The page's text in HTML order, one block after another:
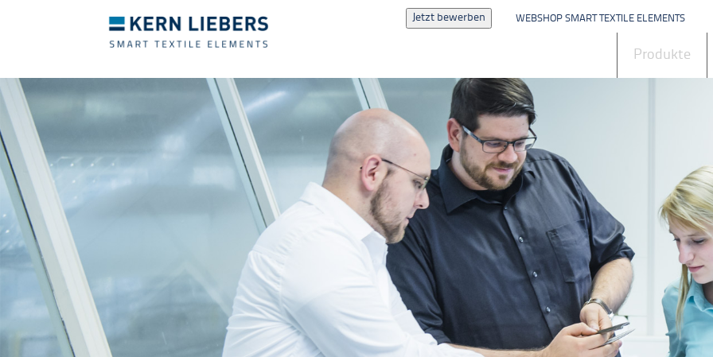
Jetzt bewerben WEBSHOP SMART TEXTILE ELEMENTS
Produkte